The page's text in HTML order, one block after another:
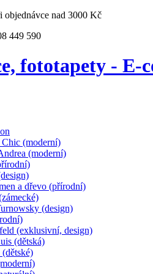
objednávce nad 3000 Kč
449 590
fototapety - E-
(moderní)
(moderní)
a dřevo (přírodní)
(design)
(exklusivní, design)
(dětská)